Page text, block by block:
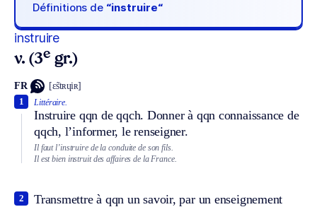
Définitions de “instruire“
instruire
v. (3e gr.)
FR [ɛ̃stʀɥiʀ]
Littéraire.
Instruire qqn de qqch. Donner à qqn connaissance de
qqch, l’informer, le renseigner.
1
Il faut l’instruire de la conduite de son fils.
Il est bien instruit des affaires de la France.
Transmettre à qqn un savoir, par un enseignement
2